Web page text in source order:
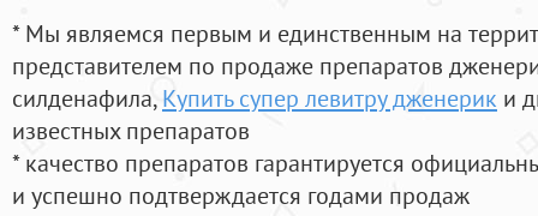
* Мы являемся первым и единственным на
представителем по продаже препаратов
силденафила, Купить супер левитру дженерик и
известных препаратов
* качество препаратов гарантируется
и успешно подтверждается годами продаж